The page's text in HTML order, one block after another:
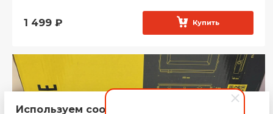
1 499 ₽ Купить
Используем cookie, чтобы сайт работал